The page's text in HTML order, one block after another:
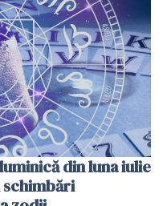
din luna iulie